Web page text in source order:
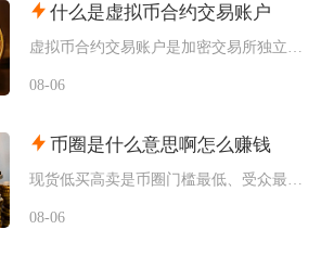
什么是虚拟币合约交易账户
08-06
币圈是什么意思啊怎么赚钱
08-06